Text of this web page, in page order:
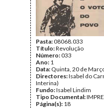
Pasta:08068.033
Título:Revolução
Número:033
Ano: 1
Data: Quinta, 20 de
Directores:Isabel do
Interina)
Fundo:Isabel Lindim
Tipo Documental:
Página(s): 18